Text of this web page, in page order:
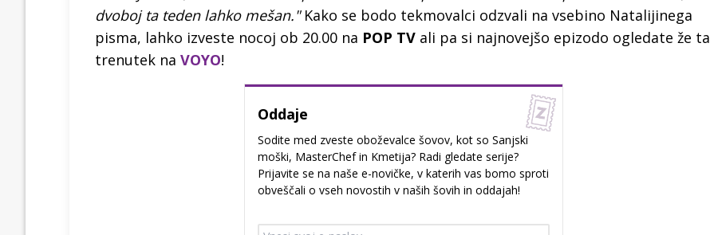
dvoboj ta teden lahko mešan." Kako se bodo tekmovalci odzvali na vsebino Natalijinega
pisma, lahko izveste nocoj ob 20.00 na POP TV ali pa si najnovejšo epizodo ogledate že ta
trenutek na VOYO!
Oddaje
Sodite med zveste oboževalce šovov, kot so Sanjski
moški, MasterChef in Kmetija? Radi gledate serije?
Prijavite se na naše e-novičke, v katerih vas bomo sproti
obveščali o vseh novostih v naših šovih in oddajah!